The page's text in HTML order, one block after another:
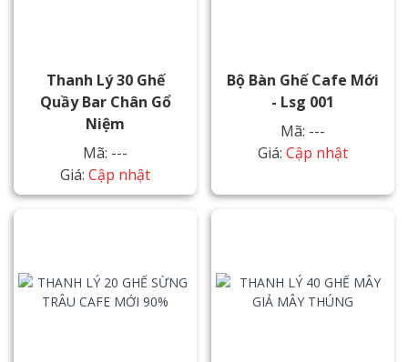
Thanh Lý 30 Ghế
Quầy Bar Chân Gổ
Niệm
Mã: ---
Giá: Cập nhật
Bộ Bàn Ghế Cafe Mới
- Lsg 001
Mã: ---
Giá: Cập nhật